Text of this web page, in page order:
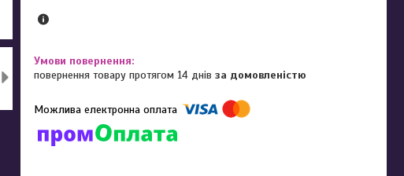
повернення товару протягом 14 днівза домовленістю